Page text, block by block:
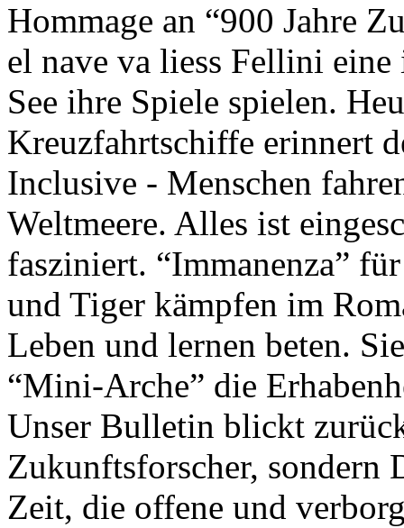
Hommage an “900 Jahre
el nave va liess Fellini
See ihre Spiele spielen.
Kreuzfahrtschiffe erinnert
Inclusive - Menschen
Weltmeere. Alles ist
fasziniert. “Immanenza”
und Tiger kämpfen im
Leben und lernen beten.
“Mini-Arche” die
Unser Bulletin blickt
Zukunftsforscher, sondern
Zeit, die offene und